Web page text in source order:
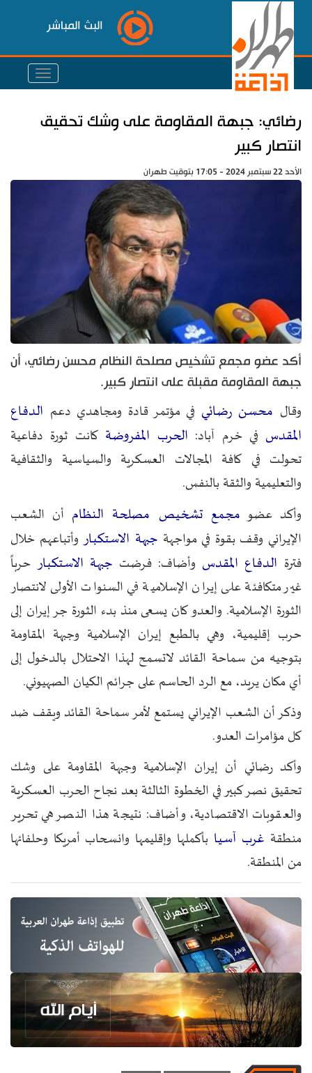
البث المباشر
رضائي: جبهة المقاومة على وشك تحقيق
انتصار كبير
الأحد 22 سبتمبر 2024 - 17:05 بتوقيت طهران
أكد عضو مجمع تشخيص مصلحة النظام محسن رضائي، أن
جبهة المقاومة مقبلة على انتصار كبير.
وقال محسن رضائي في مؤتمر قادة ومجاهدي دعم الدفاع
المقدس في خرم آباد: الحرب المفروضة كانت ثورة دفاعية
تحولت في كافة المجالات العسكرية والسياسية والثقافية
والتعليمية والثقة بالنفس.
وأكد عضو مجمع تشخيص مصلحة النظام أن الشعب
الإيراني وقف بقوة في مواجهة جبهة الاستكباروأتباعهم خلال
فترة الدفاع المقدس وأضاف: فرضت جبهة الاستكبارحرباً
غير متكافئة على إيران الإسلامية في السنوات الأولى لانتصار
الثورة الإسلامية. والعدو كان يسعى منذ بدء الثورة جر إيران إلى
حرب إقليمية، وهي بالطبع إيران الإسلامية وجبهة المقاومة
بتوجيه من سماحة القائد لاتسمح لهذا الاحتلال بالدخول إلى
أي مكان يريد، مع الرد الحاسم على جرائم الكيان الصهيوني.
وذكر أن الشعب الإيراني يستمع لأمر سماحة القائد ويقف ضد
كل مؤامرات العدو.
وأكد رضائي أن إيران الإسلامية وجبهة المقاومة على وشك
تحقيق نصر كبير في الخطوة الثالثة بعد نجاح الحرب العسكرية
والعقوبات الاقتصادية، وأضاف: نتيجة هذا النصر هي تحرير
منطقة غرب آسيا بأكملها وإقليمها وانسحاب أمريكا وحلفائها
من المنطقة.